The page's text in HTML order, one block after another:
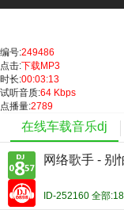
编号:249486
点击:下载MP3
时长:00:03:13
试听音质:64 Kbps
点播量:2789
在线车载音乐dj
网络歌手 - 别
ID-252160 全部